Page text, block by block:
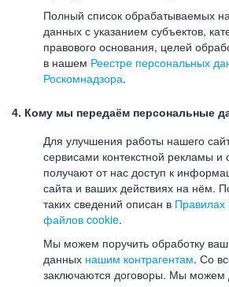
Полный список обрабатываемых
данных с указанием субъектов,
правового основания, целей
в нашем Реестре персональных
Роскомнадзора.
4. Кому мы передаём персональные
Для улучшения работы нашего
сервисами контекстной рекламы и
получают от нас доступ к
сайта и ваших действиях на нём.
таких сведений описан в Правилах
файлов cookie.
Мы можем поручить обработку
данных нашим контрагентам. Со
заключаются договоры. Мы можем